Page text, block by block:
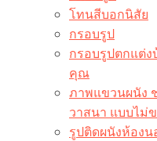
โทนสีบอกนิสัย
กรอบรูป
กรอบรูปตกแต่ง
คุณ
ภาพแขวนผนัง
วาสนา แบบไม่
รูปติดผนังห้องน